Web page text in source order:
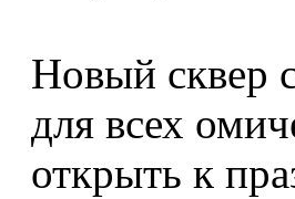
Новый сквер
для всех
открыть к